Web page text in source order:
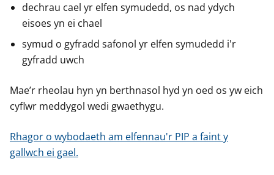
dechrau cael yr elfen symudedd, os nad ydych
eisoes yn ei chael
symud o gyfradd safonol yr elfen symudedd i'r
gyfradd uwch
Mae’r rheolau hyn yn berthnasol hyd yn oed os yw eich
cyflwr meddygol wedi gwaethygu.
Rhagor o wybodaeth am elfennau'r PIP a faint y
gallwch ei gael.